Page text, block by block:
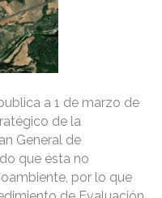
a 1 de marzo de
de la
General de
que ésta no
por lo que